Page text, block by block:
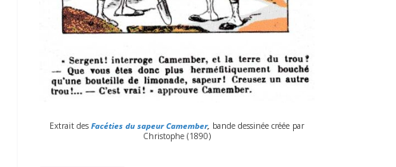
Extrait des Facéties du sapeur Camember, bande des­si­née créée par
Christophe (1890)